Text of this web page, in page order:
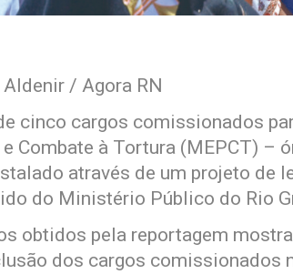
/ Agora RN
cinco cargos comissionados
Combate à Tortura (MEPCT) –
através de um projeto de
do Ministério Público do Rio
obtidos pela reportagem
dos cargos comissionados